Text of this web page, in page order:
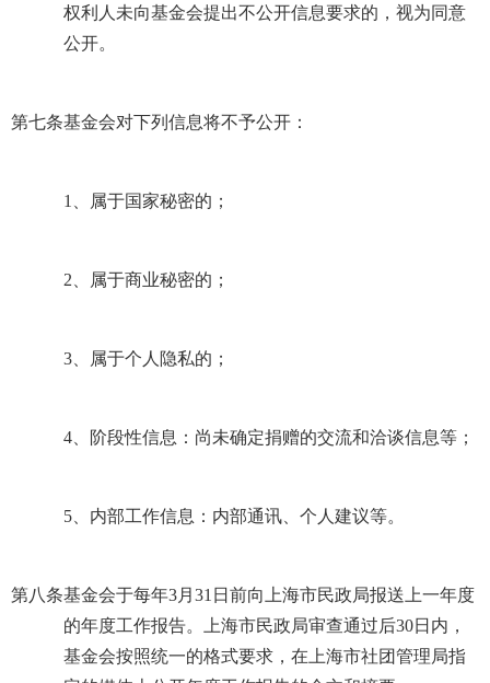
权利人未向基金会提出不公开信息要求的，视为同意
公开。
第七条基金会对下列信息将不予公开：
1、属于国家秘密的；
2、属于商业秘密的；
3、属于个人隐私的；
4、阶段性信息：尚未确定捐赠的交流和洽谈信息等；
5、内部工作信息：内部通讯、个人建议等。
第八条基金会于每年3月 31 日前向上海市民政局报送上一年度
的年度工作报告。上海市民政局审查通过后30日内，
基金会按照统一的格式要求，在上海市社团管理局指